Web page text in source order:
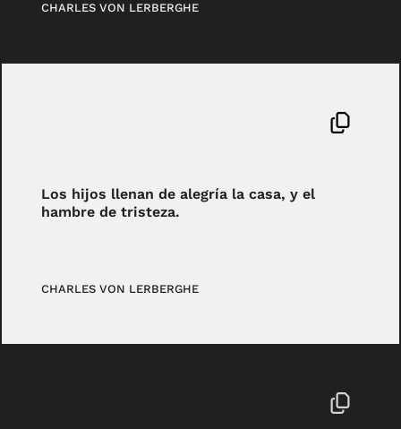
CHARLES VON LERBERGHE
Los hijos llenan de alegría la casa, y el
hambre de tristeza.
CHARLES VON LERBERGHE